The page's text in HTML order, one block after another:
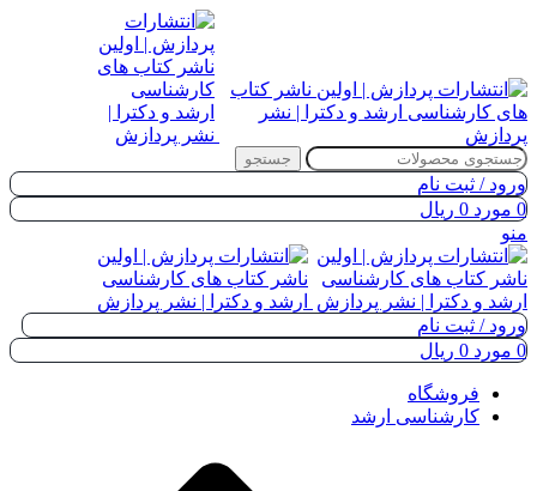
جستجو
ورود / ثبت نام
0 مورد 0 ریال
منو
ورود / ثبت نام
0 مورد 0 ریال
فروشگاه
کارشناسی ارشد